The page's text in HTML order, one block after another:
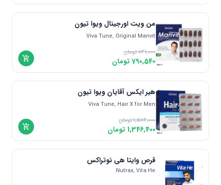
من ویت اورجینال ویوا تیون
Viva Tune, Original Manvit
841,000تومان
790,540 تومان
هیر ایکس آقایان ویوا تیون
Viva Tune, Hair X for Men
1,584,000تومان
1,346,400 تومان
قرص وایتا هی نوتراکس
Nutrax, Vita He